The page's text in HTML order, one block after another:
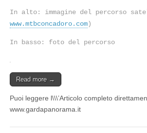
In alto: immagine del percorso
www.mtbconcadoro.com)
In basso: foto del percorso
Read more →
Puoi leggere l\\\’Articolo completo
www.gardapanorama.it